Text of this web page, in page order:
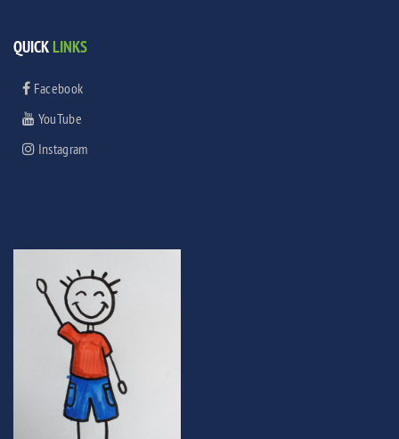
QUICKLINKS
Facebook
YouTube
Instagram